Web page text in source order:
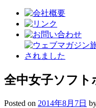
全中女子ソフト
Posted on 2014年8月7日